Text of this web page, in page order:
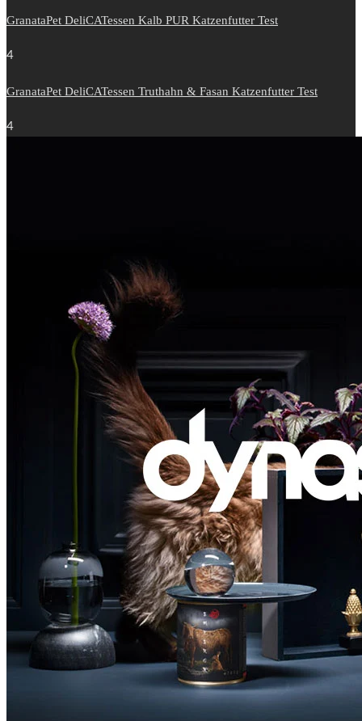
GranataPet DeliCATessen Kalb PUR Katzenfutter Test
4
GranataPet DeliCATessen Truthahn & Fasan Katzenfutter Test
4